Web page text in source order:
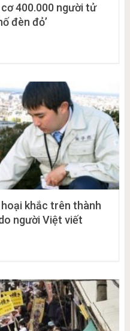
400.000 người tử
đèn đỏ’
khắc trên thành
người Việt viết